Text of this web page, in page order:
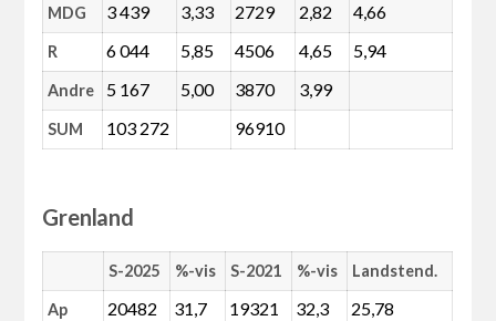
MDG 3 439 3,33 2729 2,82 4,66
R 6 044 5,85 4506 4,65 5,94
Andre 5 167 5,00 3870 3,99
SUM 103 272 96910
Grenland
S-2025 %-vis S-2021 %-vis Landstend.
Ap 20482 31,7 19321 32,3 25,78